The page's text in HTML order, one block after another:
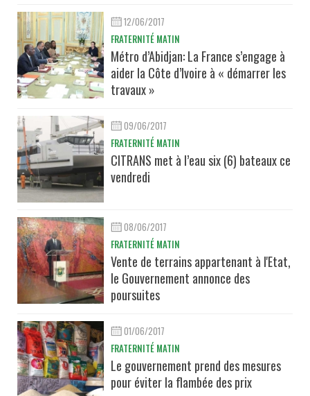
12/06/2017
FRATERNITÉ MATIN
Métro d’Abidjan: La France s’engage à
aider la Côte d’Ivoire à « démarrer les
travaux »
09/06/2017
FRATERNITÉ MATIN
CITRANS met à l’eau six (6) bateaux ce
vendredi
08/06/2017
FRATERNITÉ MATIN
Vente de terrains appartenant à l'Etat,
le Gouvernement annonce des
poursuites
01/06/2017
FRATERNITÉ MATIN
Le gouvernement prend des mesures
pour éviter la flambée des prix